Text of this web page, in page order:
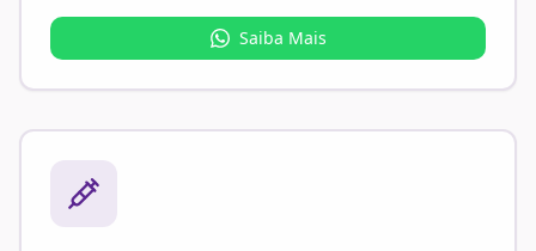
Saiba Mais